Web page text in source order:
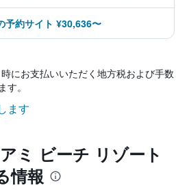
予約サイト ¥30,636〜
にお支払いいただく地方税および手数
。
ます
ミ ビーチ リゾート
情報